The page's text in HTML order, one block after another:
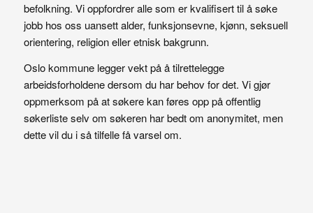
befolkning. Vi oppfordrer alle som er kvalifisert til å søke
jobb hos oss uansett alder, funksjonsevne, kjønn, seksuell
orientering, religion eller etnisk bakgrunn.
Oslo kommune legger vekt på å tilrettelegge
arbeidsforholdene dersom du har behov for det. Vi gjør
oppmerksom på at søkere kan føres opp på offentlig
søkerliste selv om søkeren har bedt om anonymitet, men
dette vil du i så tilfelle få varsel om.